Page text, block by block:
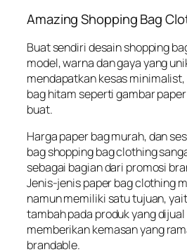
Amazing Shopping Bag
Buat sendiri desain shopping
model, warna dan gaya yang
mendapatkan kesas
bag hitam seperti gambar
buat.
Harga paper bag murah, dan
bag shopping bag clothing
sebagai bagian dari promosi
Jenis-jenis paper bag clothing
namun memiliki satu tujuan,
tambah pada produk yang
memberikan kemasan yang
brandable.